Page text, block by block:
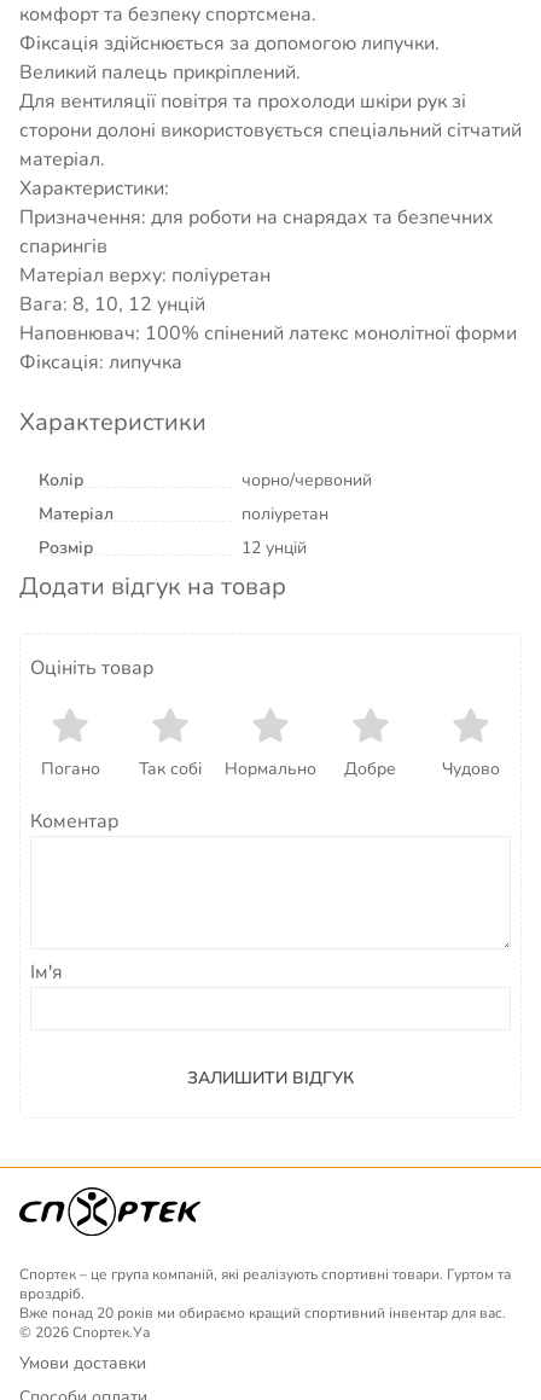
комфорт та безпеку спортсмена.
Фіксація здійснюється за допомогою липучки.
Великий палець прикріплений.
Для вентиляції повітря та прохолоди шкіри рук зі
сторони долоні використовується спеціальний сітчатий
матеріал.
Характеристики:
Призначення: для роботи на снарядах та безпечних
спарингів
Матеріал верху: поліуретан
Вага: 8, 10, 12 унцій
Наповнювач: 100% спінений латекс монолітної форми
Фіксація: липучка
Характеристики
Колір
чорно/червоний
Матеріал
поліуретан
Розмір
12 унцій
Додати відгук на товар
Оцініть товар
Погано Так собі Нормально Добре Чудово
Коментар
Ім'я
ЗАЛИШИТИ ВІДГУК
Спортек – це група компаній, які реалізують спортивні товари. Гуртом та
вроздріб.
Вже понад 20 років ми обираємо кращий спортивний інвентар для вас.
© 2026 Спортек.Уа
Умови доставки